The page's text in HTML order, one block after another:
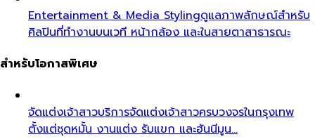
Entertainment & Media Stylingดูแลภาพลักษณ์สำหรับ
ศิลปินที่ทำงานบนเวที หน้ากล้อง และในสายตาสาธารณะ
สำหรับโอกาสพิเศษ
จัดแต่งเจ้าสาวบริการจัดแต่งเจ้าสาวครบวงจรในกรุงเทพ
ตั้งแต่ชุดหมั้น งานแต่ง รับแขก และฮันนีมูน…